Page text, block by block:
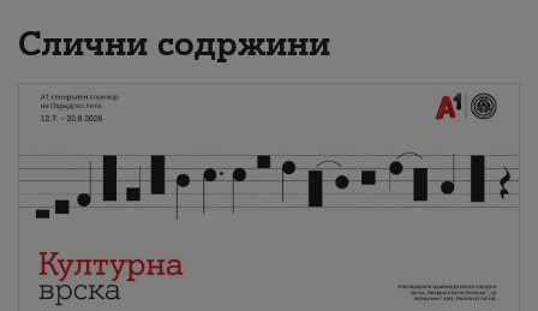
Слични содржини